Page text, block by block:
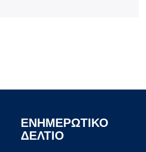
ΕΝΗΜΕΡΩΤΙΚΟ
ΔΕΛΤΙΟ